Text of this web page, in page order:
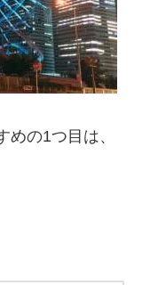
の1つ目は、